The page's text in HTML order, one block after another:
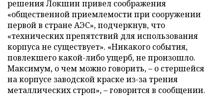
решения Локшин привел соображения
«общественной приемлемости при сооружении
первой в стране АЭС», подчеркнув, что
«технических препятствий для использования
корпуса не существует». «Никакого события,
повлекшего какой-либо ущерб, не произошло.
Максимум, о чем можно говорить, – о стершейся
на корпусе заводской краске из-за трения
металлических строп», – говорится в сообщении.